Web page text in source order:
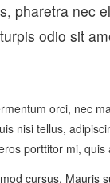
pharetra nec
odio sit
orci, nec
nisi tellus,
porttitor mi,
cursus. Mauris